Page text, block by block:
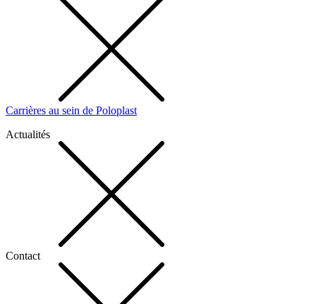
Carrières au sein de Poloplast
Actualités
Contact